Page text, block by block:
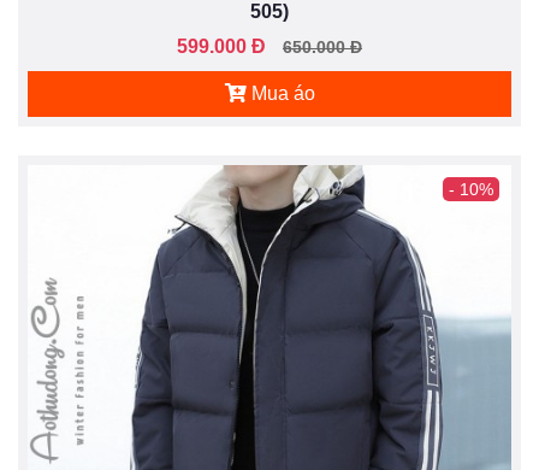
505)
599.000 Đ
650.000 Đ
Mua áo
- 10%